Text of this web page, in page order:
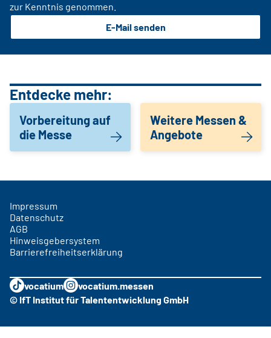
zur Kenntnis genommen.
E-Mail senden
Entdecke mehr:
Vorbereitung auf
die Messe
Weitere Messen &
Angebote
Impressum
Datenschutz
AGB
Hinweisgebersystem
Barrierefreiheitserklärung
vocatium
vocatium.messen
© IfT Institut für Talententwicklung GmbH